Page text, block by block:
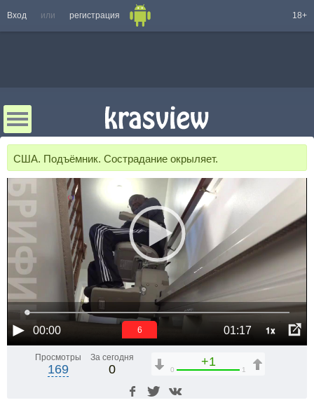
Вход или регистрация 18+
США. Подъёмник. Сострадание окрыляет.
00:00 01:17 1x
6
Просмотры
169
За сегодня
0
+1
0 1